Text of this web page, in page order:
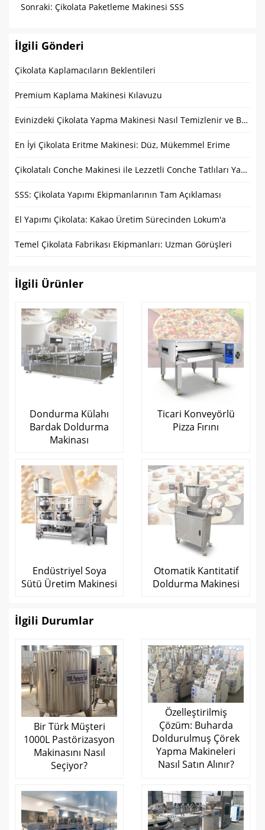
Gıda İşleme Endüstrisi için Eksiksiz Bir Kılavuz
Sonraki: Çikolata Paketleme Makinesi SSS
İlgili Gönderi
Çikolata Kaplamacıların Beklentileri
Premium Kaplama Makinesi Kılavuzu
Evinizdeki Çikolata Yapma Makinesi Nasıl Temizlenir ve Bakımı Yapılır?
En İyi Çikolata Eritme Makinesi: Düz, Mükemmel Erime
Çikolatalı Conche Makinesi ile Lezzetli Conche Tatlıları Yapın
SSS: Çikolata Yapımı Ekipmanlarının Tam Açıklaması
El Yapımı Çikolata: Kakao Üretim Sürecinden Lokum'a
Temel Çikolata Fabrikası Ekipmanları: Uzman Görüşleri
İlgili Ürünler
Dondurma Külahı
Bardak Doldurma
Makinası
Ticari Konveyörlü
Pizza Fırını
Endüstriyel Soya
Sütü Üretim Makinesi
Otomatik Kantitatif
Doldurma Makinesi
İlgili Durumlar
Bir Türk Müşteri
1000L Pastörizasyon
Makinasını Nasıl
Seçiyor?
Özelleştirilmiş
Çözüm: Buharda
Doldurulmuş Çörek
Yapma Makineleri
Nasıl Satın Alınır?